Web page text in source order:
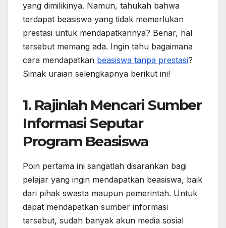
yang dimilikinya. Namun, tahukah bahwa
terdapat beasiswa yang tidak memerlukan
prestasi untuk mendapatkannya? Benar, hal
tersebut memang ada. Ingin tahu bagaimana
cara mendapatkan beasiswa tanpa prestasi?
Simak uraian selengkapnya berikut ini!
1. Rajinlah Mencari Sumber
Informasi Seputar
Program Beasiswa
Poin pertama ini sangatlah disarankan bagi
pelajar yang ingin mendapatkan beasiswa, baik
dari pihak swasta maupun pemerintah. Untuk
dapat mendapatkan sumber informasi
tersebut, sudah banyak akun media sosial